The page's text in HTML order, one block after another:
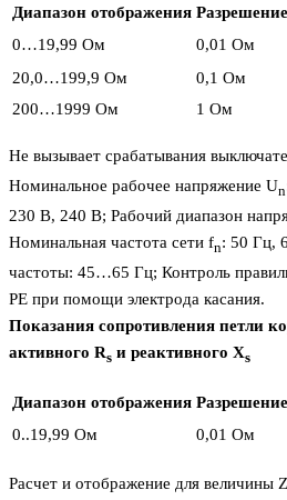
Диапазон отображения Разрешение
0…19,99 Ом
0,01 Ом
20,0…199,9 Ом
0,1 Ом
200…1999 Ом
1 Ом
Не вызывает срабатывания
Номинальное рабочее напряжение Un
230 В, 240 В; Рабочий диапазон
Номинальная частота сети fn: 50 Гц,
частоты: 45…65 Гц; Контроль
PE при помощи электрода касания.
Показания сопротивления петли
активного Rs и реактивного Xs
Диапазон отображения Разрешение
0..19,99 Ом
0,01 Ом
Расчет и отображение для величины Z